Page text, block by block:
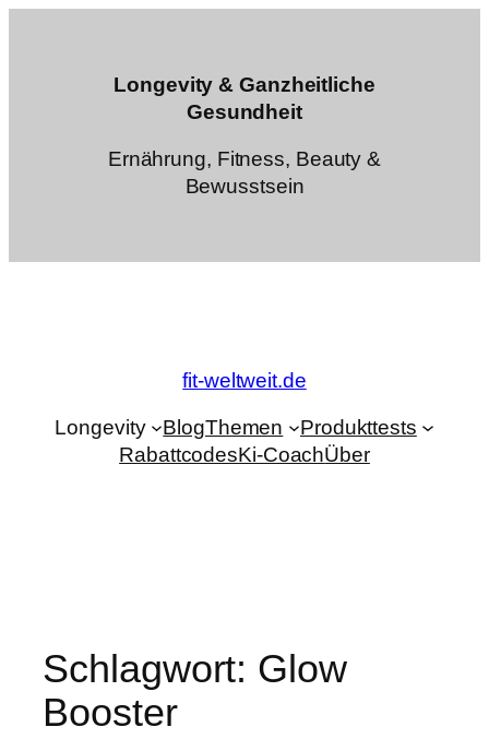
Longevity & Ganzheitliche
Gesundheit
Ernährung, Fitness, Beauty &
Bewusstsein
fit-weltweit.de
Longevity BlogThemen
Produkttests
RabattcodesKi-CoachÜber
Schlagwort: Glow
Booster